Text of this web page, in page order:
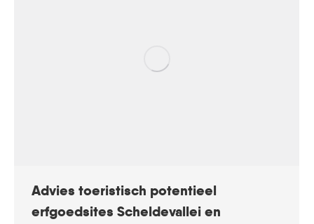
Advies toeristisch potentieel
erfgoedsites Scheldevallei en